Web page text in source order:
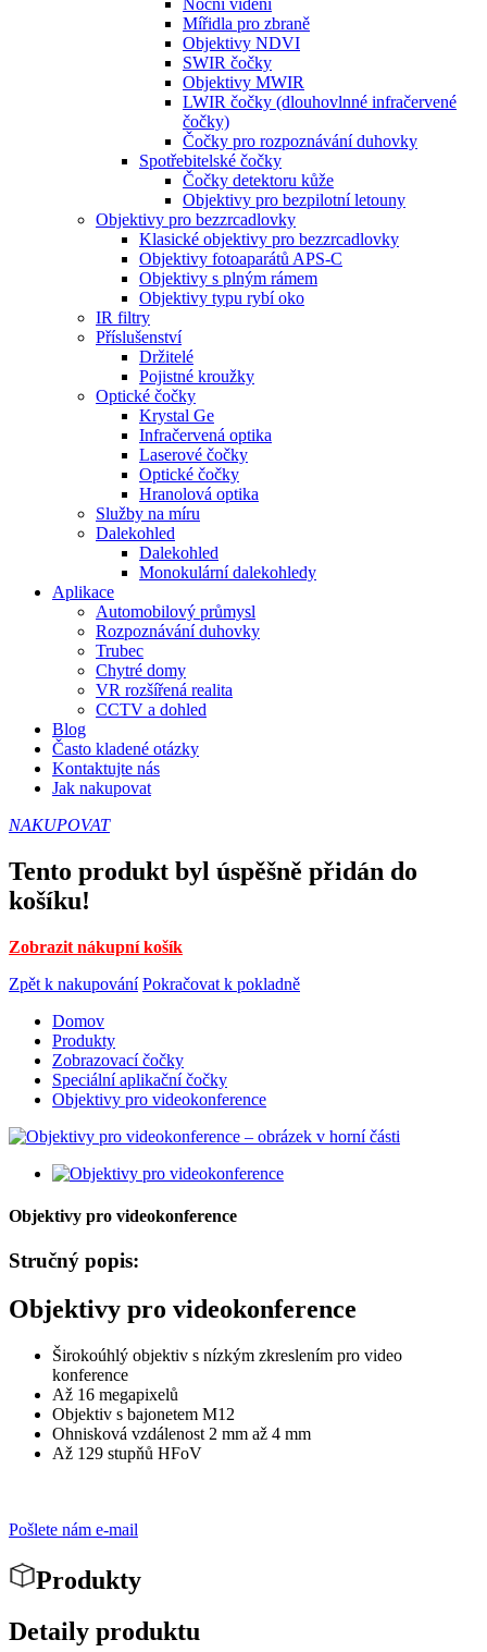
Noční vidění
Mířidla pro zbraně
Objektivy NDVI
SWIR čočky
Objektivy MWIR
LWIR čočky (dlouhovlnné infračervené
čočky)
Čočky pro rozpoznávání duhovky
Spotřebitelské čočky
Čočky detektoru kůže
Objektivy pro bezpilotní letouny
Objektivy pro bezzrcadlovky
Klasické objektivy pro bezzrcadlovky
Objektivy fotoaparátů APS-C
Objektivy s plným rámem
Objektivy typu rybí oko
IR filtry
Příslušenství
Držitelé
Pojistné kroužky
Optické čočky
Krystal Ge
Infračervená optika
Laserové čočky
Optické čočky
Hranolová optika
Služby na míru
Dalekohled
Dalekohled
Monokulární dalekohledy
Aplikace
Automobilový průmysl
Rozpoznávání duhovky
Trubec
Chytré domy
VR rozšířená realita
CCTV a dohled
Blog
Často kladené otázky
Kontaktujte nás
Jak nakupovat
NAKUPOVAT
Tento produkt byl úspěšně přidán do
košíku!
Zobrazit nákupní košík
Zpět k nakupování Pokračovat k pokladně
Domov
Produkty
Zobrazovací čočky
Speciální aplikační čočky
Objektivy pro videokonference
Objektivy pro videokonference
Stručný popis:
Objektivy pro videokonference
Širokoúhlý objektiv s nízkým zkreslením pro video
konference
Až 16 megapixelů
Objektiv s bajonetem M12
Ohnisková vzdálenost 2 mm až 4 mm
Až 129 stupňů HFoV
Pošlete nám e-mail
Produkty
Detaily produktu